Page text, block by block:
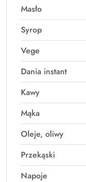
Masło
Syrop
Vege
Dania instant
Kawy
Mąka
Oleje, oliwy
Przekąski
Napoje